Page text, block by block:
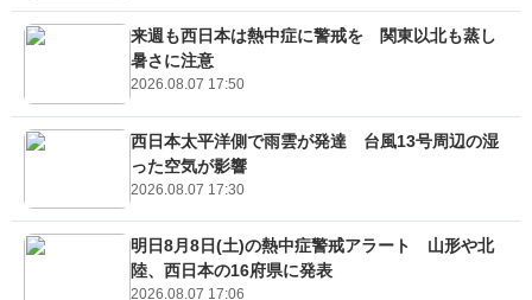
来週も西日本は熱中症に警戒を 関東以北も蒸し
暑さに注意
2026.08.07 17:50
西日本太平洋側で雨雲が発達 台風13号周辺の湿
った空気が影響
2026.08.07 17:30
明日8月8日(土)の熱中症警戒アラート 山形や北
陸、西日本の16府県に発表
2026.08.07 17:06